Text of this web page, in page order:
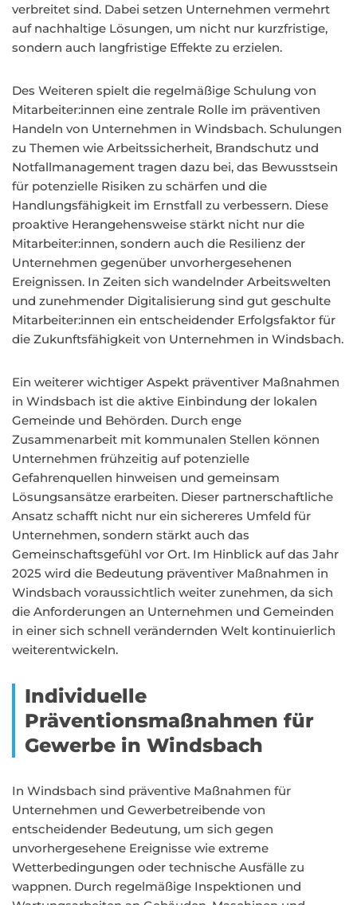
verbreitet sind. Dabei setzen Unternehmen vermehrt
auf nachhaltige Lösungen, um nicht nur kurzfristige,
sondern auch langfristige Effekte zu erzielen.
Des Weiteren spielt die regelmäßige Schulung von
Mitarbeiter:innen eine zentrale Rolle im präventiven
Handeln von Unternehmen in Windsbach. Schulungen
zu Themen wie Arbeitssicherheit, Brandschutz und
Notfallmanagement tragen dazu bei, das Bewusstsein
für potenzielle Risiken zu schärfen und die
Handlungsfähigkeit im Ernstfall zu verbessern. Diese
proaktive Herangehensweise stärkt nicht nur die
Mitarbeiter:innen, sondern auch die Resilienz der
Unternehmen gegenüber unvorhergesehenen
Ereignissen. In Zeiten sich wandelnder Arbeitswelten
und zunehmender Digitalisierung sind gut geschulte
Mitarbeiter:innen ein entscheidender Erfolgsfaktor für
die Zukunftsfähigkeit von Unternehmen in Windsbach.
Ein weiterer wichtiger Aspekt präventiver Maßnahmen
in Windsbach ist die aktive Einbindung der lokalen
Gemeinde und Behörden. Durch enge
Zusammenarbeit mit kommunalen Stellen können
Unternehmen frühzeitig auf potenzielle
Gefahrenquellen hinweisen und gemeinsam
Lösungsansätze erarbeiten. Dieser partnerschaftliche
Ansatz schafft nicht nur ein sichereres Umfeld für
Unternehmen, sondern stärkt auch das
Gemeinschaftsgefühl vor Ort. Im Hinblick auf das Jahr
2025 wird die Bedeutung präventiver Maßnahmen in
Windsbach voraussichtlich weiter zunehmen, da sich
die Anforderungen an Unternehmen und Gemeinden
in einer sich schnell verändernden Welt kontinuierlich
weiterentwickeln.
Individuelle
Präventionsmaßnahmen für
Gewerbe in Windsbach
In Windsbach sind präventive Maßnahmen für
Unternehmen und Gewerbetreibende von
entscheidender Bedeutung, um sich gegen
unvorhergesehene Ereignisse wie extreme
Wetterbedingungen oder technische Ausfälle zu
wappnen. Durch regelmäßige Inspektionen und